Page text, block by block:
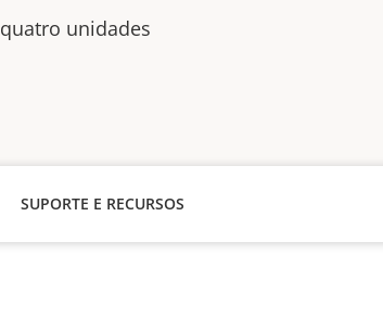
unidades
SUPORTE E RECURSOS